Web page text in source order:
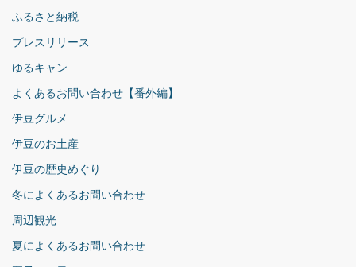
ふるさと納税
プレスリリース
ゆるキャン
よくあるお問い合わせ【番外編】
伊豆グルメ
伊豆のお土産
伊豆の歴史めぐり
冬によくあるお問い合わせ
周辺観光
夏によくあるお問い合わせ